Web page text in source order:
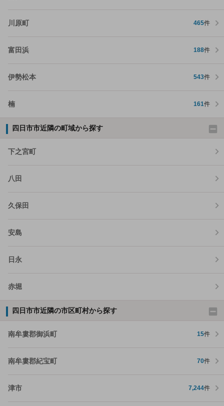
川原町 465件
富田浜 188件
伊勢松本 543件
楠 161件
四日市市近隣の町域から探す
下之宮町
八田
久保田
安島
日永
赤堀
四日市市近隣の市区町村から探す
南牟婁郡御浜町 15件
南牟婁郡紀宝町 70件
津市 7,244件